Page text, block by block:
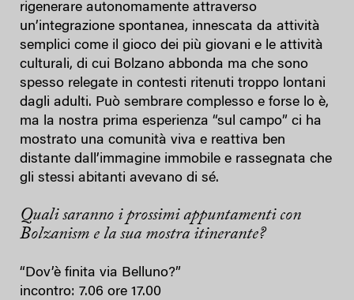
rigenerare autonomamente attraverso
un’integrazione spontanea, innescata da attività
semplici come il gioco dei più giovani e le attività
culturali, di cui Bolzano abbonda ma che sono
spesso relegate in contesti ritenuti troppo lontani
dagli adulti. Può sembrare complesso e forse lo è,
ma la nostra prima esperienza “sul campo” ci ha
mostrato una comunità viva e reattiva ben
distante dall’immagine immobile e rassegnata che
gli stessi abitanti avevano di sé.
Quali saranno i prossimi appuntamenti con
Bolzanism e la sua mostra itinerante?
“Dov’è finita via Belluno?”
incontro: 7.06 ore 17.00